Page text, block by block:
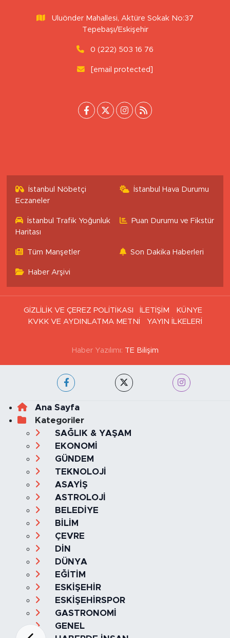
Uluönder Mahallesi, Aktüre Sokak No:37
Tepebaşı/Eskişehir
0 (222) 503 16 76
[email protected]
İstanbul Nöbetçi
Eczaneler
İstanbul Hava Durumu
İstanbul Trafik Yoğunluk
Haritası
Puan Durumu ve Fikstür
Tüm Manşetler Son Dakika Haberleri
Haber Arşivi
GİZLİLİK VE ÇEREZ POLİTİKASI İLETİŞİM
KÜNYE
KVKK VE AYDINLATMA METNİ
YAYIN İLKELERİ
Haber Yazılımı: TE Bilişim
Ana Sayfa
Kategoriler
SAĞLIK & YAŞAM
EKONOMİ
GÜNDEM
TEKNOLOJİ
ASAYİŞ
ASTROLOJİ
BELEDİYE
BİLİM
ÇEVRE
DİN
DÜNYA
EĞİTİM
ESKİŞEHİR
ESKİŞEHİRSPOR
GASTRONOMİ
GENEL